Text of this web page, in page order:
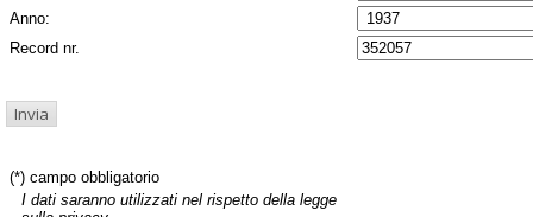
Anno:
Record nr.
(*) campo obbligatorio
I dati saranno utilizzati nel rispetto della legge